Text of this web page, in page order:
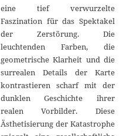
eine tief verwurzelte
Faszination für das Spektakel
der Zerstörung. Die
leuchtenden Farben, die
geometrische Klarheit und die
surrealen Details der Karte
kontrastieren scharf mit der
dunklen Geschichte ihrer
realen Vorbilder. Diese
Ästhetisierung der Katastrophe